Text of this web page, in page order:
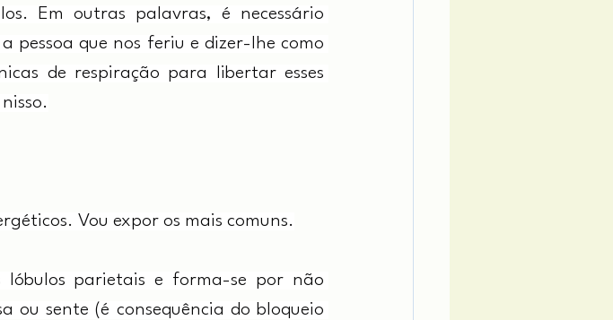
Em outras palavras, é necessário
que nos feriu e dizer-lhe como
de respiração para libertar esses
Vou expor os mais comuns.
lóbulos parietais e forma-se por não
ou sente (é consequência do bloqueio